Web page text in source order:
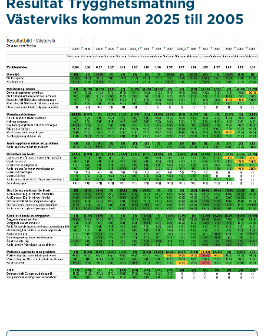
Resultat Trygghetsmätning
Västerviks kommun 2025 till 2005